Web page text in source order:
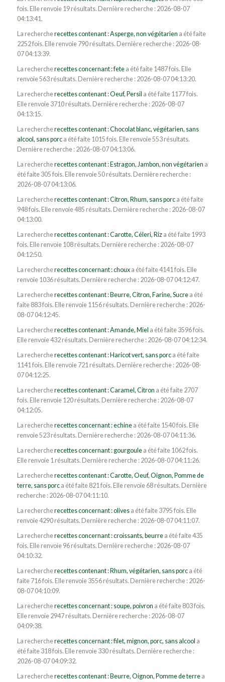
fois. Elle renvoie 19 résultats. Dernière recherche : 2026-08-07
04:13:41.
La rechercherecettes contenant : Asperge, non végétarien a été faite
2252 fois. Elle renvoie 790 résultats. Dernière recherche : 2026-08-
07 04:13:39.
La rechercherecettes concernant : fetea été faite 1487 fois. Elle
renvoie 563 résultats. Dernière recherche : 2026-08-07 04:13:20.
La rechercherecettes contenant : Oeuf, Persil a été faite 1177 fois.
Elle renvoie 3710 résultats. Dernière recherche : 2026-08-07
04:13:15.
La rechercherecettes contenant : Chocolat blanc, végétarien, sans
alcool, sans porca été faite 1015 fois. Elle renvoie 553 résultats.
Dernière recherche : 2026-08-07 04:13:06.
La rechercherecettes contenant : Estragon, Jambon, non végétarien a
été faite 305 fois. Elle renvoie 50 résultats. Dernière recherche :
2026-08-07 04:13:06.
La rechercherecettes contenant : Citron, Rhum, sans porca été faite
948 fois. Elle renvoie 485 résultats. Dernière recherche : 2026-08-07
04:13:00.
La rechercherecettes contenant : Carotte, Céleri, Riza été faite 1993
fois. Elle renvoie 108 résultats. Dernière recherche : 2026-08-07
04:12:50.
La rechercherecettes concernant : chouxa été faite 4141 fois. Elle
renvoie 1036 résultats. Dernière recherche : 2026-08-07 04:12:47.
La rechercherecettes contenant : Beurre, Citron, Farine, Sucrea été
faite 883 fois. Elle renvoie 1156 résultats. Dernière recherche : 2026-
08-07 04:12:45.
La rechercherecettes contenant : Amande, Miel a été faite 3596 fois.
Elle renvoie 432 résultats. Dernière recherche : 2026-08-07 04:12:34.
La rechercherecettes contenant : Haricot vert, sans porca été faite
1141 fois. Elle renvoie 721 résultats. Dernière recherche : 2026-08-
07 04:12:25.
La rechercherecettes contenant : Caramel, Citron a été faite 2707
fois. Elle renvoie 120 résultats. Dernière recherche : 2026-08-07
04:12:05.
La rechercherecettes concernant : echinea été faite 1540 fois. Elle
renvoie 523 résultats. Dernière recherche : 2026-08-07 04:11:36.
La rechercherecettes concernant : gourgoulea été faite 1062 fois.
Elle renvoie 1 résultats. Dernière recherche : 2026-08-07 04:11:26.
La rechercherecettes contenant : Carotte, Oeuf, Oignon, Pomme de
terre, sans porca été faite 821 fois. Elle renvoie 68 résultats. Dernière
recherche : 2026-08-07 04:11:10.
La rechercherecettes concernant : olivesa été faite 3795 fois. Elle
renvoie 4290 résultats. Dernière recherche : 2026-08-07 04:11:07.
La rechercherecettes concernant : croissants, beurrea été faite 435
fois. Elle renvoie 96 résultats. Dernière recherche : 2026-08-07
04:10:32.
La rechercherecettes contenant : Rhum, végétarien, sans porca été
faite 716 fois. Elle renvoie 3556 résultats. Dernière recherche : 2026-
08-07 04:10:09.
La rechercherecettes concernant : soupe, poivron a été faite 803 fois.
Elle renvoie 2947 résultats. Dernière recherche : 2026-08-07
04:09:38.
La rechercherecettes concernant : filet, mignon, porc, sans alcool a
été faite 318 fois. Elle renvoie 330 résultats. Dernière recherche :
2026-08-07 04:09:32.
La rechercherecettes contenant : Beurre, Oignon, Pomme de terrea